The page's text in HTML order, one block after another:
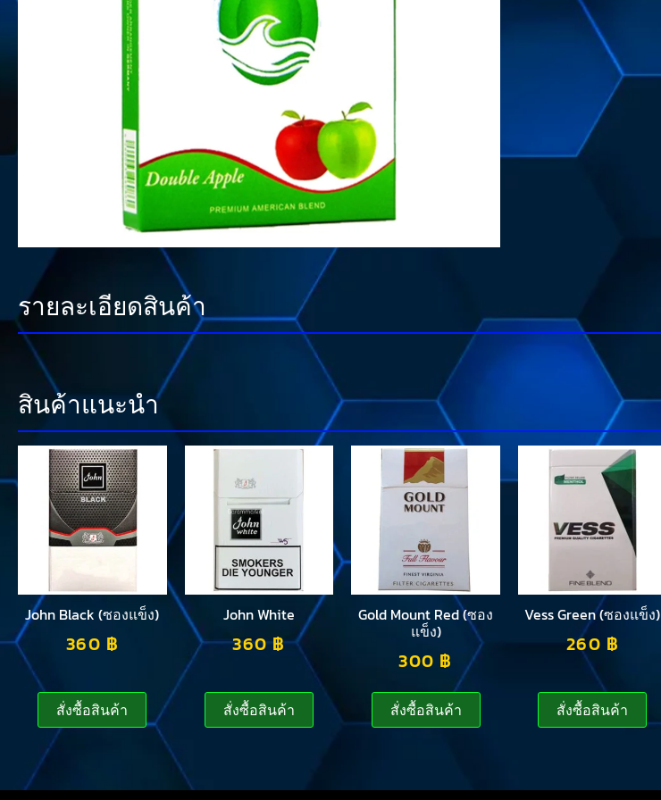
รายละเอียดสินค้า
สินค้าแนะนำ
John Black (ซองแข็ง)
360 ฿
สั่งซื้อสินค้า
John White
360฿
สั่งซื้อสินค้า
Gold Mount Red (ซอง
แข็ง)
300 ฿
สั่งซื้อสินค้า
Vess Green (ซองแข็ง)
260 ฿
สั่งซื้อสินค้า